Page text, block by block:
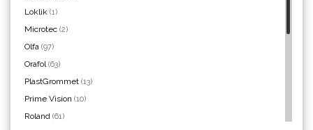
Loklik (1)
Microtec (2)
Olfa (97)
Orafol(63)
PlastGrommet (13)
Prime Vision (10)
Roland (61)